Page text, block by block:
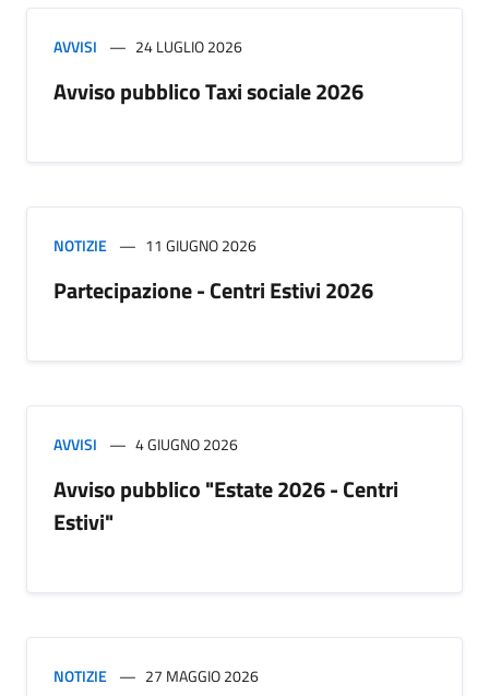
AVVISI 24 LUGLIO 2026
Avviso pubblico Taxi sociale 2026
NOTIZIE 11 GIUGNO 2026
Partecipazione - Centri Estivi 2026
AVVISI 4 GIUGNO 2026
Avviso pubblico "Estate 2026 - Centri
Estivi"
NOTIZIE 27 MAGGIO 2026